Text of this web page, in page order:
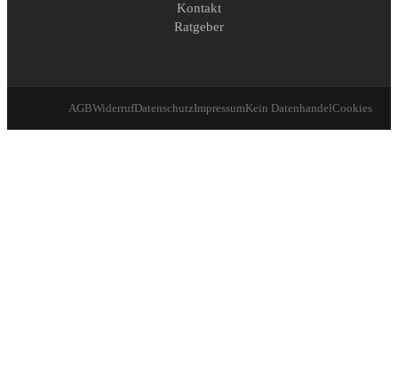
Kontakt
Ratgeber
AGBWiderrufDatenschutzImpressumKein DatenhandelCookies